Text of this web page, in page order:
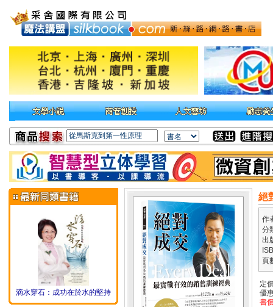
滴水穿石：成功在於水的堅持
絕
作
分
出
頁
定
優
書